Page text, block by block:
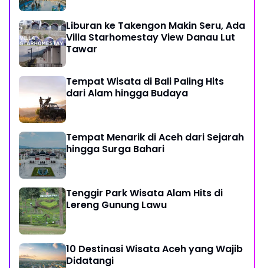
Liburan ke Takengon Makin Seru, Ada
Villa Starhomestay View Danau Lut
Tawar
Tempat Wisata di Bali Paling Hits
dari Alam hingga Budaya
Tempat Menarik di Aceh dari Sejarah
hingga Surga Bahari
Tenggir Park Wisata Alam Hits di
Lereng Gunung Lawu
10 Destinasi Wisata Aceh yang Wajib
Didatangi